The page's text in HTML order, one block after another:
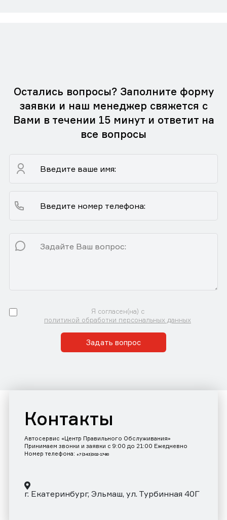
Остались вопросы? Заполните форму
заявки и наш менеджер свяжется с
Вами в течении 15 минут и ответит на
все вопросы
Я согласен(на) с
политикой обработки персональных данных
Задать вопрос
Контакты
Автосервис «Центр Правильного Обслуживания»
Принимаем звонки и заявки с 9:00 до 21:00 Ежедневно
Номер телефона: +7 (343)302-17-80
г. Екатеринбург, Эльмаш, ул. Турбинная 40Г